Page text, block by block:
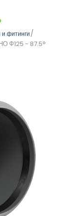
и фитинги
Ф125 - 87.5°